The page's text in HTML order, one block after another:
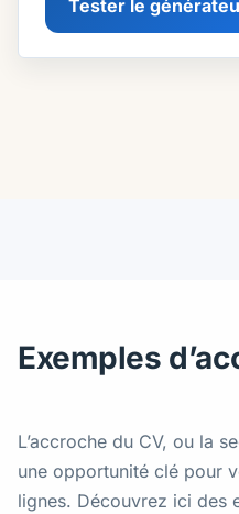
Tester le
Exemples
L’accroche du CV, ou la
une opportunité clé pour
lignes. Découvrez ici des